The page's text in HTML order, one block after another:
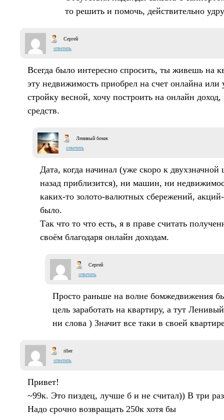
то решить и помочь, действительно
Сергей
ответить
Всегда было интересно спросить, ты живешь на
эту недвижимость приобрел на счет онлайна
стройку весной, хочу построить на онлайн
средств.
Ленивый бомж
ответить
Дата, когда начинал (уже скоро к двухзначной
назад приблизится), ни машин, ни
каких-то золото-валютных сбережений,
было.
Так что то что есть, я в праве считать
своём благодаря онлайн доходам.
Сергей
ответить
Просто раньше на волне бомжедвижения
цель заработать на квартиру, а тут
ни слова ) Значит все таки в своей
riber
ответить
Привет!
~99к. Это пиздец, лучше б и не считал)) В три
Надо срочно возвращать 250к хотя бы